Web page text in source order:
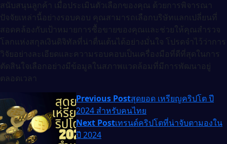
สนับสนุนลูกค้า เมื่อประเมินตัวเลือกของคุณ ด้วยการพิจารณา
ปัจจัยเหล่านี้อย่างรอบคอบ คุณสามารถเลือกบริษัทแลกเปลี่ยนที่
สอดคล้องกับเป้าหมายการซื้อขายของคุณและช่วยให้คุณสำรวจ
โลกแห่งสกุลเงินดิจิทัลที่น่าตื่นเต้นได้อย่างมั่นใจ โปรดจำไว้ว่าการ
วิจัยอย่างละเอียดและความรอบคอบเป็นเครื่องมือที่ดีที่สุดในการ
ตัดสินใจเลือกอย่างมีข้อมูลในสภาพแวดล้อมที่มีการพัฒนาอยู่
ตลอดเวลา
Previous Postสุดยอด เหรียญคริปโต ปี
2024 สำหรับคนไทย
Next Postเทรนด์คริปโตที่น่าจับตามองใน
ปี 2024